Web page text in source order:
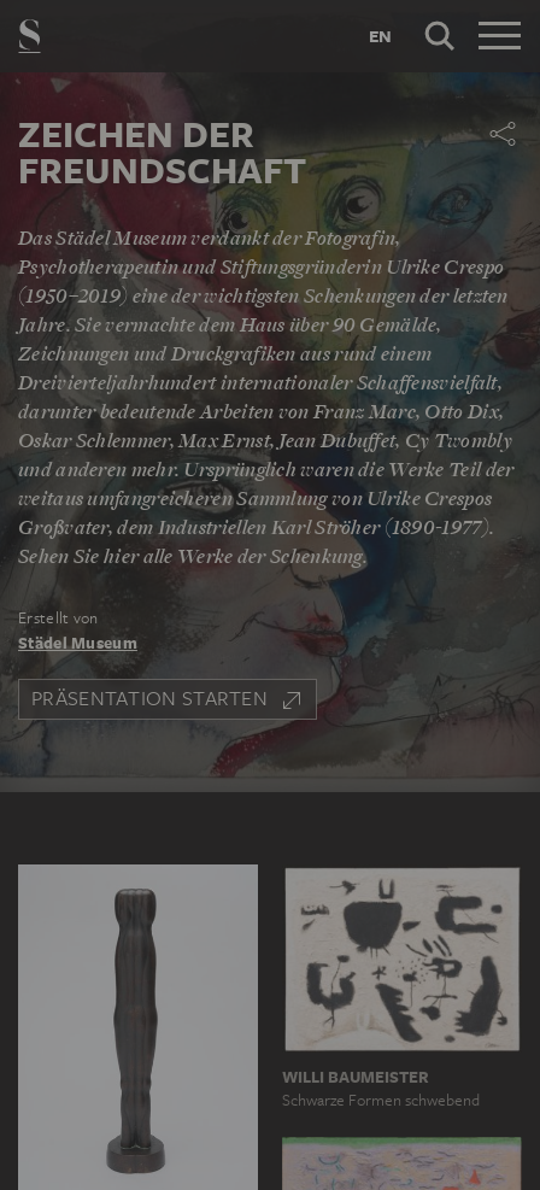
EN
ZEICHEN DER
FREUNDSCHAFT
Das Städel Museum verdankt der Fotografin,
Psychotherapeutin und Stiftungsgründerin Ulrike Crespo
(1950–2019) eine der wichtigsten Schenkungen der letzten
Jahre. Sie vermachte dem Haus über 90 Gemälde,
Zeichnungen und Druckgrafiken aus rund einem
Dreivierteljahrhundert internationaler Schaffensvielfalt,
darunter bedeutende Arbeiten von Franz Marc, Otto Dix,
Oskar Schlemmer, Max Ernst, Jean Dubuffet, Cy Twombly
und anderen mehr. Ursprünglich waren die Werke Teil der
weitaus umfangreicheren Sammlung von Ulrike Crespos
Großvater, dem Industriellen Karl Ströher (1890-1977).
Sehen Sie hier alle Werke der Schenkung.
Erstellt von
Städel Museum
PRÄSENTATION STARTEN
WILLI BAUMEISTER
Schwarze Formen schwebend